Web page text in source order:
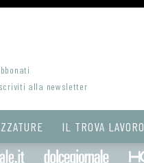
alla newsletter
IL TROVA LAVORO
Bargiornale